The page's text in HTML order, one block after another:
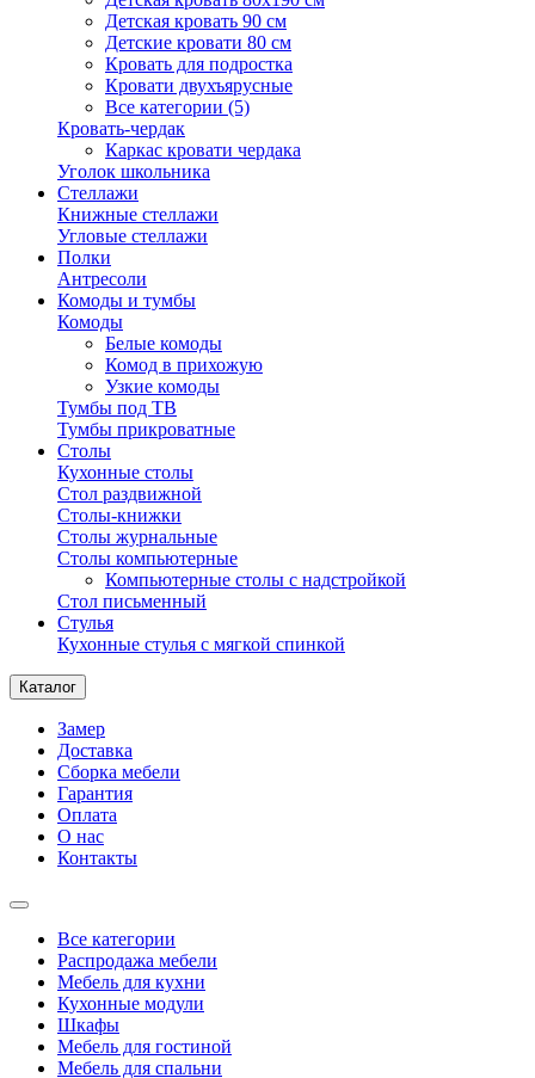
Детская кровать 90 см
Детские кровати 80 см
Кровать для подростка
Кровати двухъярусные
Все категории (5)
Кровать-чердак
Каркас кровати чердака
Уголок школьника
Стеллажи
Книжные стеллажи
Угловые стеллажи
Полки
Антресоли
Комоды и тумбы
Комоды
Белые комоды
Комод в прихожую
Узкие комоды
Тумбы под ТВ
Тумбы прикроватные
Столы
Кухонные столы
Стол раздвижной
Столы-книжки
Столы журнальные
Столы компьютерные
Компьютерные столы с надстройкой
Стол письменный
Стулья
Кухонные стулья с мягкой спинкой
Каталог
Замер
Доставка
Сборка мебели
Гарантия
Оплата
О нас
Контакты
Все категории
Распродажа мебели
Мебель для кухни
Кухонные модули
Шкафы
Мебель для гостиной
Мебель для спальни